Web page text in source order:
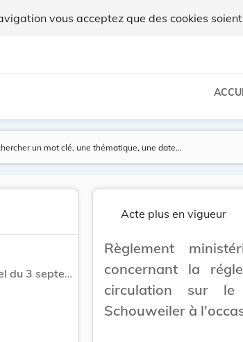
vous acceptez que des cookies
A191 Règlement ministériel du 3 septembre 2012 concernant la réglementation temporaire de la circulation sur le CR106 entre Limpach et Schouweiler à l'occasion de travaux routiers.
Acte plus en vigueur
Règlement
concernant la
circulation sur
Schouweiler à